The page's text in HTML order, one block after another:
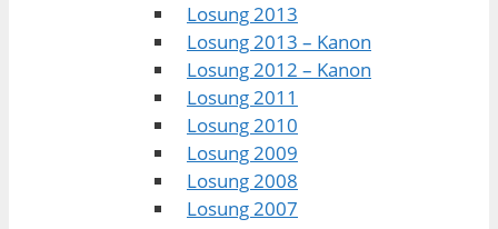
Losung 2013
Losung 2013 – Kanon
Losung 2012 – Kanon
Losung 2011
Losung 2010
Losung 2009
Losung 2008
Losung 2007